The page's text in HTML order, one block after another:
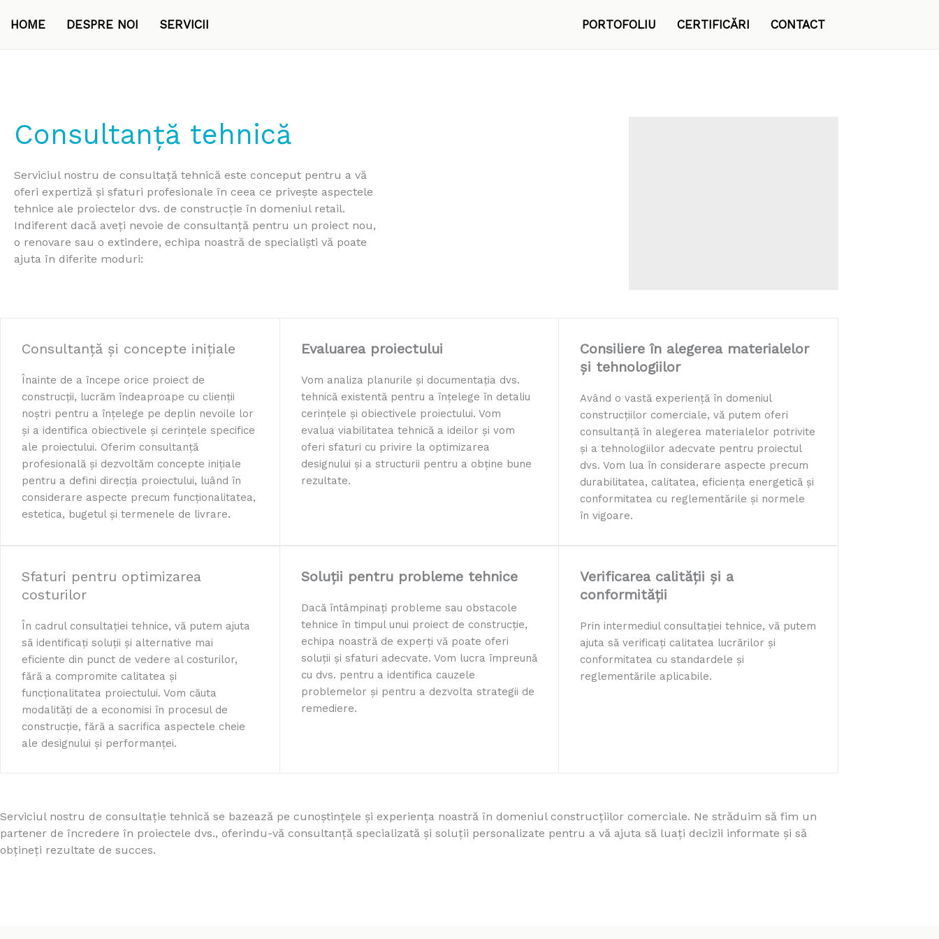
HOME DESPRE NOI SERVICII PORTOFOLIU CERTIFICĂRI CONTACT
Consultanță tehnică
Serviciul nostru de consultață tehnică este conceput pentru a vă
oferi expertiză și sfaturi profesionale în ceea ce privește aspectele
tehnice ale proiectelor dvs. de construcție în domeniul retail.
Indiferent dacă aveți nevoie de consultanță pentru un proiect nou,
o renovare sau o extindere, echipa noastră de specialiști vă poate
ajuta în diferite moduri:
Consultanță și concepte inițiale
Înainte de a începe orice proiect de
construcții, lucrăm îndeaproape cu clienții
noștri pentru a înțelege pe deplin nevoile lor
și a identifica obiectivele și cerințele specifice
ale proiectului. Oferim consultanță
profesională și dezvoltăm concepte inițiale
pentru a defini direcția proiectului, luând în
considerare aspecte precum funcționalitatea,
estetica, bugetul și termenele de livrare.
Evaluarea proiectului
Vom analiza planurile și documentația dvs.
tehnică existentă pentru a înțelege în detaliu
cerințele și obiectivele proiectului. Vom
evalua viabilitatea tehnică a ideilor și vom
oferi sfaturi cu privire la optimizarea
designului și a structurii pentru a obține bune
rezultate.
Consiliere în alegerea materialelor
și tehnologiilor
Având o vastă experiență în domeniul
construcțiilor comerciale, vă putem oferi
consultanță în alegerea materialelor potrivite
și a tehnologiilor adecvate pentru proiectul
dvs. Vom lua în considerare aspecte precum
durabilitatea, calitatea, eficiența energetică și
conformitatea cu reglementările și normele
în vigoare.
Sfaturi pentru optimizarea
costurilor
În cadrul consultației tehnice, vă putem ajuta
să identificați soluții și alternative mai
eficiente din punct de vedere al costurilor,
fără a compromite calitatea și
funcționalitatea proiectului. Vom căuta
modalități de a economisi în procesul de
construcție, fără a sacrifica aspectele cheie
ale designului și performanței.
Soluții pentru probleme tehnice
Dacă întâmpinați probleme sau obstacole
tehnice în timpul unui proiect de construcție,
echipa noastră de experți vă poate oferi
soluții și sfaturi adecvate. Vom lucra împreună
cu dvs. pentru a identifica cauzele
problemelor și pentru a dezvolta strategii de
remediere.
Verificarea calității și a
conformității
Prin intermediul consultației tehnice, vă putem
ajuta să verificați calitatea lucrărilor și
conformitatea cu standardele și
reglementările aplicabile.
Serviciul nostru de consultație tehnică se bazează pe cunoștințele și experiența noastră în domeniul construcțiilor comerciale. Ne străduim să fim un
partener de încredere în proiectele dvs., oferindu-vă consultanță specializată și soluții personalizate pentru a vă ajuta să luați decizii informate și să
obțineți rezultate de succes.